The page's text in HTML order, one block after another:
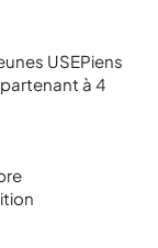
USEPiens
à 4